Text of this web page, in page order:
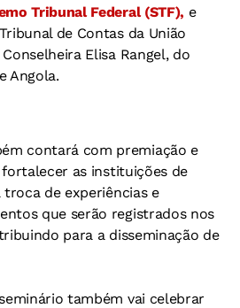
Tribunal Federal (STF), e
de Contas da União
Elisa Rangel, do
Angola.
contará com premiação e
as instituições de
de experiências e
que serão registrados nos
para a disseminação de
também vai celebrar